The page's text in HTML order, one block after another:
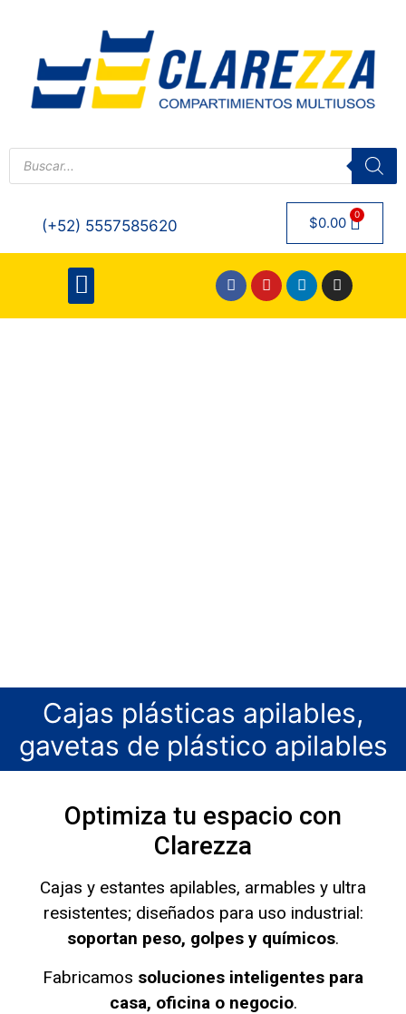
(+52) 5557585620 $0.00
0
Cajas plásticas apilables,
gavetas de plástico apilables
Optimiza tu espacio con
Clarezza
Cajas y estantes apilables, armables y ultra
resistentes; diseñados para uso industrial:
soportan peso, golpes y químicos.
Fabricamos soluciones inteligentes para
casa, oficina o negocio.